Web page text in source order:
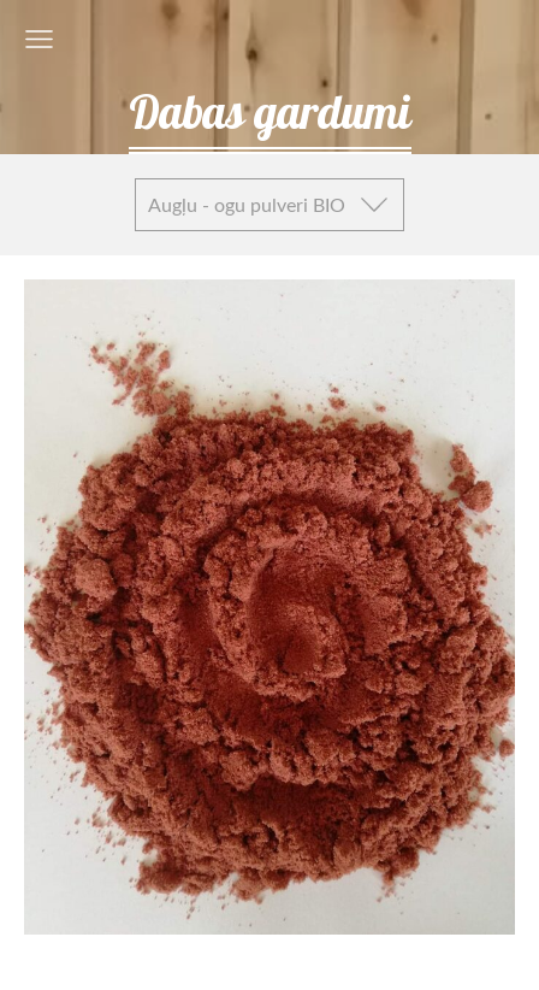
Dabas gardumi
Augļu - ogu pulveri BIO